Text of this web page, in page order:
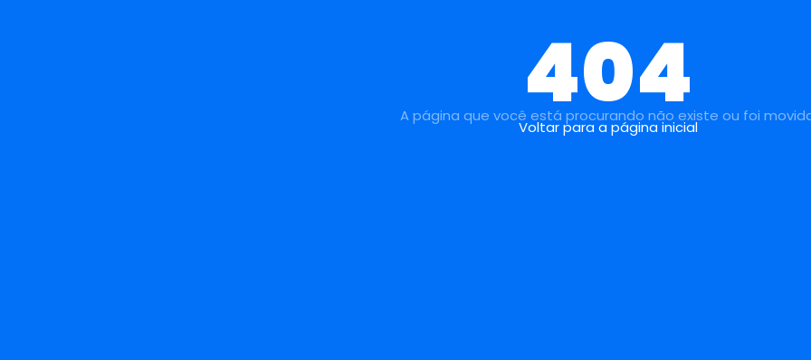
404
A página que você está procurando não existe ou foi
Voltar para a página inicial